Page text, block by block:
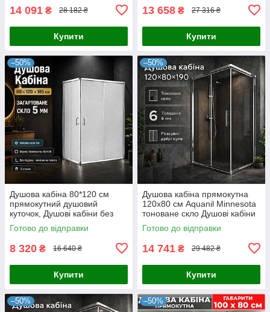
14 091 ₴ 28 182 ₴
Купити
13 658 ₴ 27 316 ₴
Купити
–50%
Душова кабіна 80*120 см
прямокутний душовий
куточок, Душові кабіни без
піддона 1200х800 мм
Готово до відправки
8 320 ₴ 16 640 ₴
Купити
–50%
Душова кабіна прямокутна
120x80 см Aquanil Minnesota
тоноване скло Душові кабіни
120x80 см
Готово до відправки
14 741 ₴ 29 482 ₴
Купити
–50% –50%